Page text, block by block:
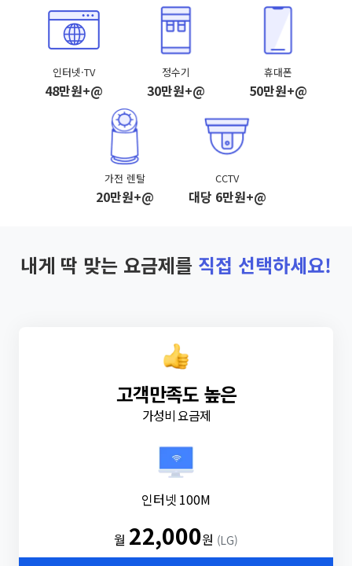
인터넷·TV
48만원+@
정수기
30만원+@
휴대폰
50만원+@
가전 렌탈
20만원+@
CCTV
대당 6만원+@
내게 딱 맞는 요금제를 직접 선택하세요!
고객만족도 높은
가성비 요금제
인터넷 100M
월 22,000원 (LG)